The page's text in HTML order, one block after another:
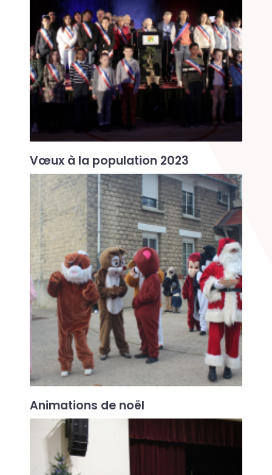
Vœux à la population 2023
Animations de noël